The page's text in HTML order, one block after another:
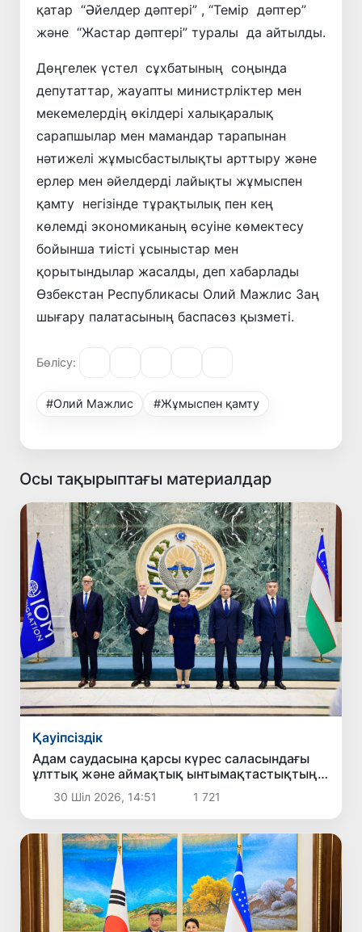
қатар “Әйелдер дәптері” , “Темір дәптер”
және “Жастар дәптері” туралы да айтылды.
Дөңгелек үстел сұхбатының соңында
депутаттар, жауапты министрліктер мен
мекемелердің өкілдері халықаралық
сарапшылар мен мамандар тарапынан
нәтижелі жұмысбастылықты арттыру және
ерлер мен әйелдерді лайықты жұмыспен
қамту негізінде тұрақтылық пен кең
көлемді экономиканың өсуіне көмектесу
бойынша тиісті ұсыныстар мен
қорытындылар жасалды, деп хабарлады
Өзбекстан Республикасы Олий Мажлис Заң
шығару палатасының баспасөз қызметі.
Бөлісу:
#Олий Мажлис #Жұмыспен қамту
Осы тақырыптағы материалдар
Қауіпсіздік
Адам саудасына қарсы күрес саласындағы
ұлттық және аймақтық ынтымақтастықтың
жаңа басым бағыттары белгіленді
30 Шіл 2026, 14:51 1 721